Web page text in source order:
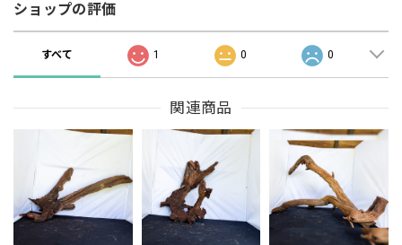
ショップの評価
すべて 1 0 0
関連商品